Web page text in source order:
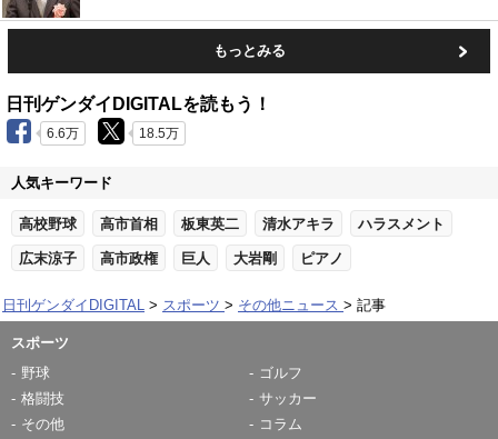
もっとみる
日刊ゲンダイDIGITALを読もう！
6.6万 18.5万
人気キーワード
高校野球 高市首相 板東英二 清水アキラ ハラスメント
広末涼子 高市政権 巨人 大岩剛 ピアノ
日刊ゲンダイDIGITAL スポーツ その他ニュース 記事
スポーツ
野球
ゴルフ
格闘技
サッカー
その他
コラム